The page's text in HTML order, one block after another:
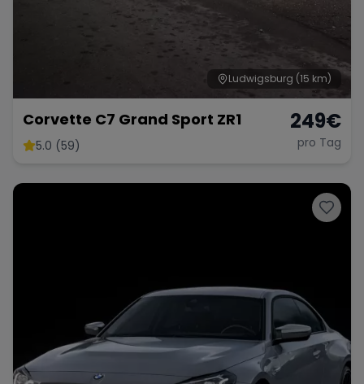
Rolls Royce Aston Martin
Bugatti Lotus Maserati
Ludwigsburg (15 km)
Corvette C7 Grand Sport ZR1
5.0 (59)
249€
pro Tag